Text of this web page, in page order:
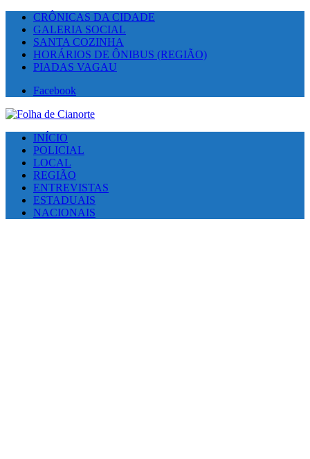
CRÔNICAS DA CIDADE
GALERIA SOCIAL
SANTA COZINHA
HORÁRIOS DE ÔNIBUS (REGIÃO)
PIADAS VAGAU
Facebook
INÍCIO
POLICIAL
LOCAL
REGIÃO
ENTREVISTAS
ESTADUAIS
NACIONAIS